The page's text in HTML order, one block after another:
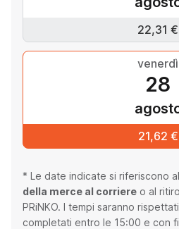
22,31 €
venerdì
28
21,62 €
* Le date indicate si riferiscono al
della merce al corriere o al
PRiNKO. I tempi saranno
completati entro le 15:00 e con